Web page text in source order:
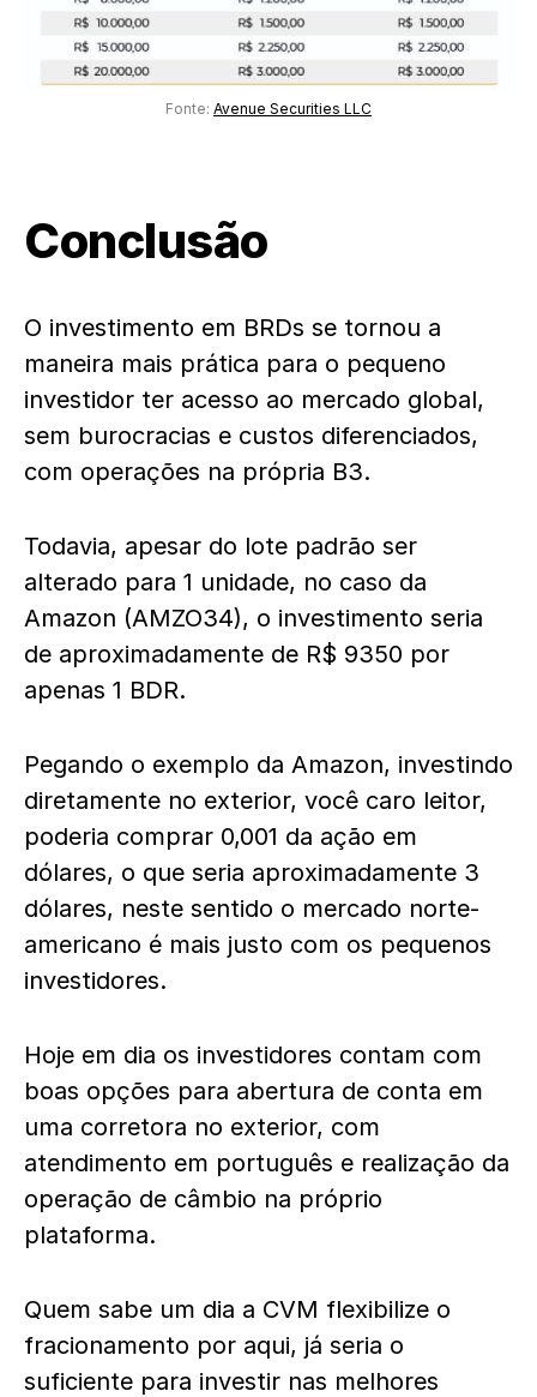
Fonte: Avenue Securities LLC
Conclusão
O investimento em BRDs se tornou a
maneira mais prática para o pequeno
investidor ter acesso ao mercado global,
sem burocracias e custos diferenciados,
com operações na própria B3.
Todavia, apesar do lote padrão ser
alterado para 1 unidade, no caso da
Amazon (AMZO34), o investimento seria
de aproximadamente de R$ 9350 por
apenas 1 BDR.
Pegando o exemplo da Amazon, investindo
diretamente no exterior, você caro leitor,
poderia comprar 0,001 da ação em
dólares, o que seria aproximadamente 3
dólares, neste sentido o mercado norte-
americano é mais justo com os pequenos
investidores.
Hoje em dia os investidores contam com
boas opções para abertura de conta em
uma corretora no exterior, com
atendimento em português e realização da
operação de câmbio na próprio
plataforma.
Quem sabe um dia a CVM flexibilize o
fracionamento por aqui, já seria o
suficiente para investir nas melhores